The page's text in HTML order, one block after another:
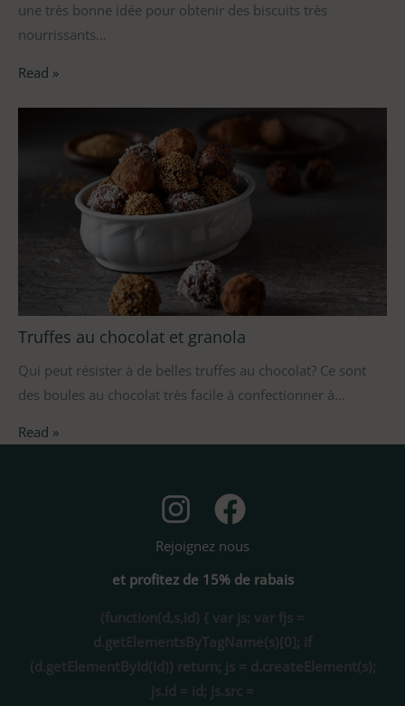
une très bonne idée pour obtenir des biscuits très
nourrissants…
Read »
Truffes au chocolat et granola
Qui peut résister à de belles truffes au chocolat? Ce sont
des boules au chocolat très facile à confectionner à…
Read »
Rejoignez nous
et profitez de 15% de rabais
(function(d,s,id) { var js; var fjs =
d.getElementsByTagName(s)[0]; if
(d.getElementById(id)) return; js = d.createElement(s);
js.id = id; js.src =